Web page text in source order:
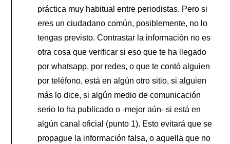
práctica muy habitual entre periodistas. Pero si
eres un ciudadano común, posiblemente, no lo
tengas previsto. Contrastar la información no es
otra cosa que verificar si eso que te ha llegado
por whatsapp, por redes, o que te contó alguien
por teléfono, está en algún otro sitio, si alguien
más lo dice, si algún medio de comunicación
serio lo ha publicado o -mejor aún- si está en
algún canal oficial (punto 1). Esto evitará que se
propague la información falsa, o aquella que no